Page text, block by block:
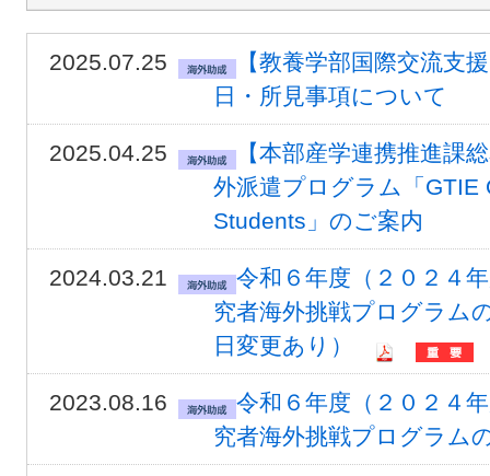
2025.07.25
【教養学部国際交流支
日・所見事項について
2025.04.25
【本部産学連携推進課
外派遣プログラム「GTIE
Students」のご案内
2024.03.21
令和６年度（２０２４
究者海外挑戦プログラム
日変更あり）
2023.08.16
令和６年度（２０２４
究者海外挑戦プログラ